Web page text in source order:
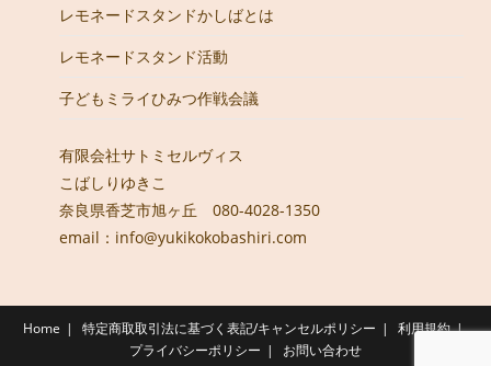
レモネードスタンドかしばとは
レモネードスタンド活動
子どもミライひみつ作戦会議
有限会社サトミセルヴィス
こばしりゆきこ
奈良県香芝市旭ヶ丘 080-4028-1350
email：info@yukikokobashiri.com
Home 特定商取取引法に基づく表記/キャンセルポリシー
利用規約
プライバシーポリシー
お問い合わせ